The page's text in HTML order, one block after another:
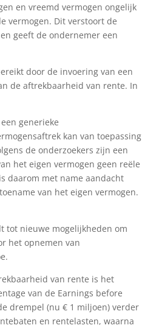
en vreemd vermogen ongelijk
vermogen. Dit verstoort de
geeft de ondernemer een
door de invoering van een
de aftrekbaarheid van rente. In
generieke
kan van toepassing
de onderzoekers zijn een
het eigen vermogen geen reële
daarom met name aandacht
van het eigen vermogen.
tot nieuwe mogelijkheden om
het opnemen van
van rente is het
van de Earnings before
drempel (nu € 1 miljoen) verder
en rentelasten, waarna